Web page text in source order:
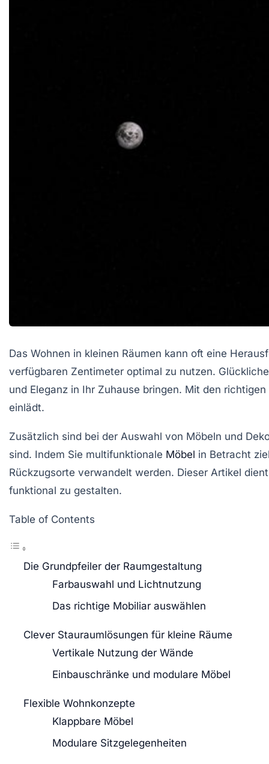
Das Wohnen in kleinen Räumen kann oft eine
verfügbaren Zentimeter optimal zu nutzen.
und Eleganz in Ihr Zuhause bringen. Mit den
einlädt.
Zusätzlich sind bei der Auswahl von Möbeln und
sind. Indem Sie multifunktionale Möbel in Betracht
Rückzugsorte verwandelt werden. Dieser Artikel
funktional zu gestalten.
Table of Contents
Die Grundpfeiler der Raumgestaltung
Farbauswahl und Lichtnutzung
Das richtige Mobiliar auswählen
Clever Stauraumlösungen für kleine Räume
Vertikale Nutzung der Wände
Einbauschränke und modulare Möbel
Flexible Wohnkonzepte
Klappbare Möbel
Modulare Sitzgelegenheiten